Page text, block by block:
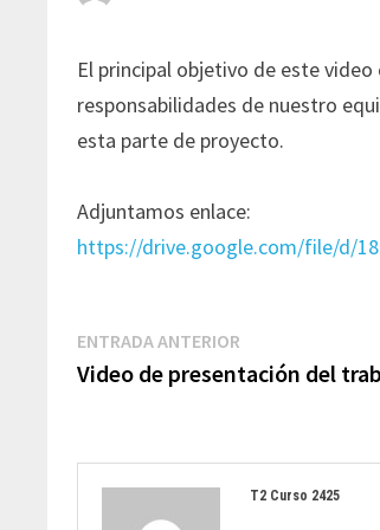
El principal objetivo de este
responsabilidades de nuestro
esta parte de proyecto.
Adjuntamos enlace:
https://drive.google.com/file/d/
Navegación
entradas
ENTRADA ANTERIOR
anterior:
Video de presentación del
T2 Curso 2425